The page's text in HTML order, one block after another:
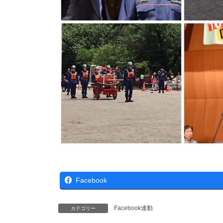
Facebook
カテゴリー Facebook連動